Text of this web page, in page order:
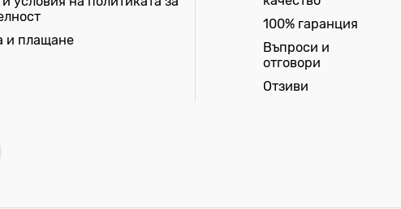
и плащане
100% гаранция
Въпроси и
отговори
Отзиви